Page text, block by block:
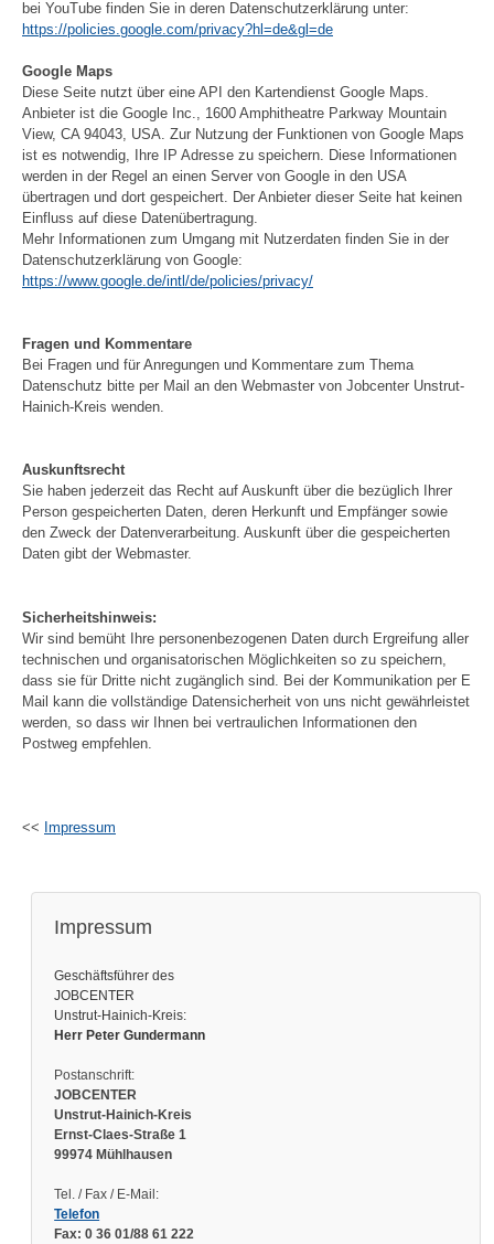
bei YouTube finden Sie in deren Datenschutzerklärung unter:
https://policies.google.com/privacy?hl=de&gl=de
Google Maps
Diese Seite nutzt über eine API den Kartendienst Google Maps.
Anbieter ist die Google Inc., 1600 Amphitheatre Parkway Mountain
View, CA 94043, USA. Zur Nutzung der Funktionen von Google Maps
ist es notwendig, Ihre IP Adresse zu speichern. Diese Informationen
werden in der Regel an einen Server von Google in den USA
übertragen und dort gespeichert. Der Anbieter dieser Seite hat keinen
Einfluss auf diese Datenübertragung.
Mehr Informationen zum Umgang mit Nutzerdaten finden Sie in der
Datenschutzerklärung von Google:
https://www.google.de/intl/de/policies/privacy/
Fragen und Kommentare
Bei Fragen und für Anregungen und Kommentare zum Thema
Datenschutz bitte per Mail an den Webmaster von Jobcenter Unstrut-
Hainich-Kreis wenden.
Auskunftsrecht
Sie haben jederzeit das Recht auf Auskunft über die bezüglich Ihrer
Person gespeicherten Daten, deren Herkunft und Empfänger sowie
den Zweck der Datenverarbeitung. Auskunft über die gespeicherten
Daten gibt der Webmaster.
Sicherheitshinweis:
Wir sind bemüht Ihre personenbezogenen Daten durch Ergreifung aller
technischen und organisatorischen Möglichkeiten so zu speichern,
dass sie für Dritte nicht zugänglich sind. Bei der Kommunikation per E
Mail kann die vollständige Datensicherheit von uns nicht gewährleistet
werden, so dass wir Ihnen bei vertraulichen Informationen den
Postweg empfehlen.
<< Impressum
Impressum
Geschäftsführer des
JOBCENTER
Unstrut-Hainich-Kreis:
Herr Peter Gundermann
Postanschrift:
JOBCENTER
Unstrut-Hainich-Kreis
Ernst-Claes-Straße 1
99974 Mühlhausen
Tel. / Fax / E-Mail:
Telefon
Fax: 0 36 01/88 61 222